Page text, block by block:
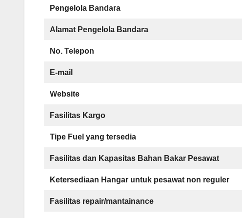
Pengelola Bandara
Alamat Pengelola Bandara
No. Telepon
E-mail
Website
Fasilitas Kargo
Tipe Fuel yang tersedia
Fasilitas dan Kapasitas Bahan Bakar Pesawat
Ketersediaan Hangar untuk pesawat non reguler
Fasilitas repair/mantainance